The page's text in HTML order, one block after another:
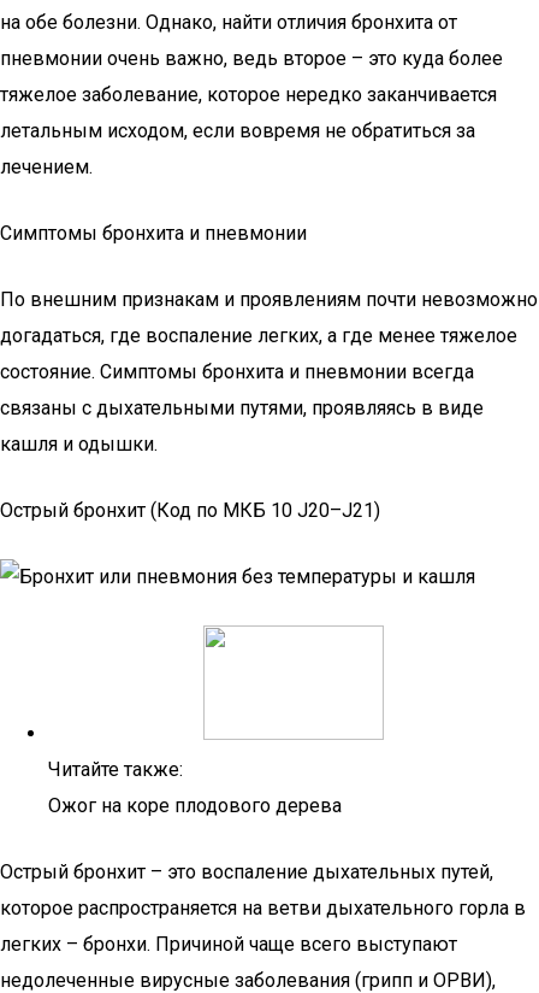
на обе болезни. Однако, найти отличия бронхита от
пневмонии очень важно, ведь второе – это куда более
тяжелое заболевание, которое нередко заканчивается
летальным исходом, если вовремя не обратиться за
лечением.
Симптомы бронхита и пневмонии
По внешним признакам и проявлениям почти невозможно
догадаться, где воспаление легких, а где менее тяжелое
состояние. Симптомы бронхита и пневмонии всегда
связаны с дыхательными путями, проявляясь в виде
кашля и одышки.
Острый бронхит (Код по МКБ 10 J20–J21)
Читайте также:
Ожог на коре плодового дерева
Острый бронхит – это воспаление дыхательных путей,
которое распространяется на ветви дыхательного горла в
легких – бронхи. Причиной чаще всего выступают
недолеченные вирусные заболевания (грипп и ОРВИ),